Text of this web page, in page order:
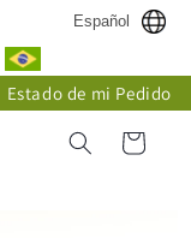
Español
Estado de mi Pedido
Carrito